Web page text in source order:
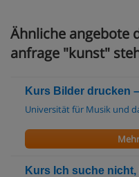
Ähnliche angebote
anfrage "kunst"
Kurs Bilder drucken
Universität für Musik und
Kurs Ich suche